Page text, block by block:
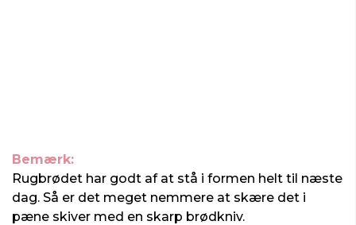
Bemærk:
Rugbrødet har godt af at stå i formen helt til næste
dag. Så er det meget nemmere at skære det i
pæne skiver med en skarp brødkniv.